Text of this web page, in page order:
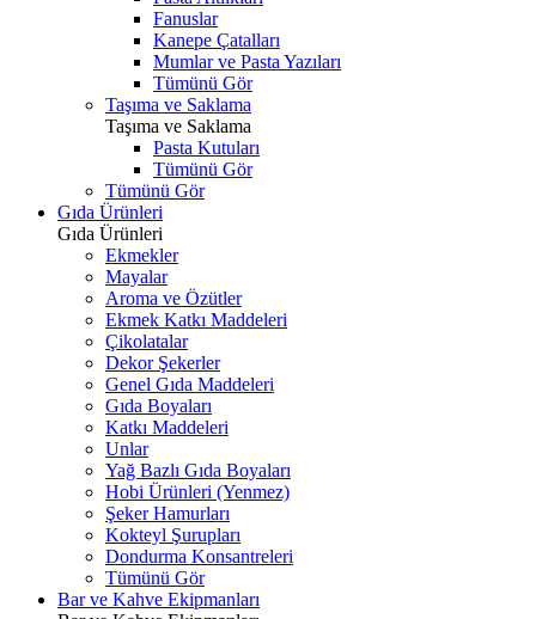
Fanuslar
Kanepe Çatalları
Mumlar ve Pasta Yazıları
Tümünü Gör
Taşıma ve Saklama
Taşıma ve Saklama
Pasta Kutuları
Tümünü Gör
Tümünü Gör
Gıda Ürünleri
Gıda Ürünleri
Ekmekler
Mayalar
Aroma ve Özütler
Ekmek Katkı Maddeleri
Çikolatalar
Dekor Şekerler
Genel Gıda Maddeleri
Gıda Boyaları
Katkı Maddeleri
Unlar
Yağ Bazlı Gıda Boyaları
Hobi Ürünleri (Yenmez)
Şeker Hamurları
Kokteyl Şurupları
Dondurma Konsantreleri
Tümünü Gör
Bar ve Kahve Ekipmanları